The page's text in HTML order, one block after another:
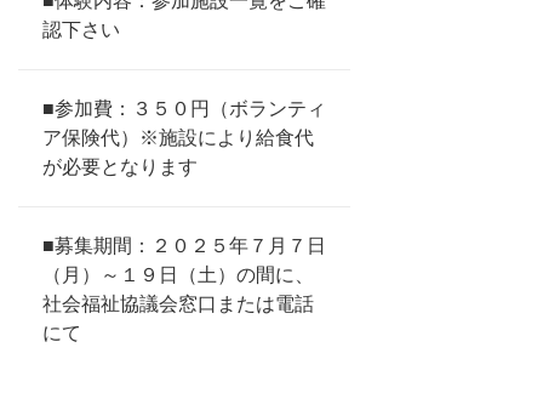
認下さい
■参加費：３５０円（ボランティ
ア保険代）※施設により給食代
が必要となります
■募集期間：２０２５年７月７日
（月）～１９日（土）の間に、
社会福祉協議会窓口または電話
にて